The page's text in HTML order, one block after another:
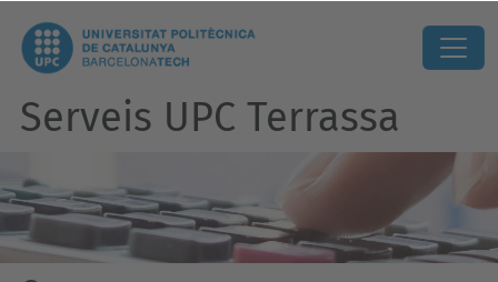
Serveis UPC Terrassa